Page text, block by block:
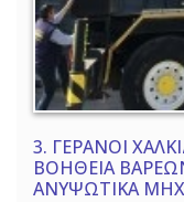
3. ΓΕΡΑΝΟΙ
ΒΟΗΘΕΙΑ
ΑΝΥΨΩΤΙΚΑ